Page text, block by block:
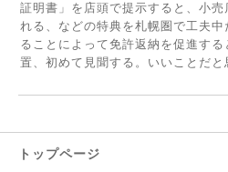
証明書」を店頭で提示すると、小
れる、などの特典を札幌圏で工夫
ることによって免許返納を促進す
置、初めて見聞する。いいことだと
トップページ